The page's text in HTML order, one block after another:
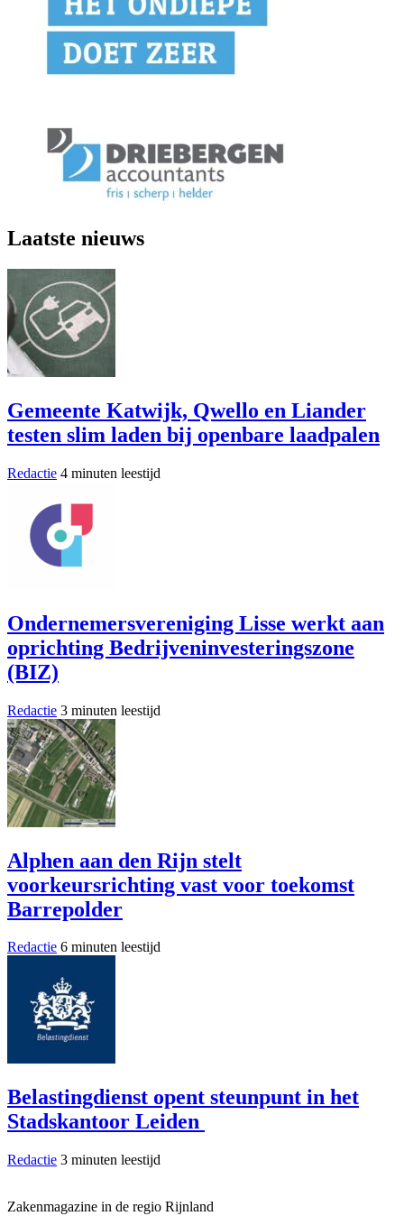
Laatste nieuws
Gemeente Katwijk, Qwello en Liander
testen slim laden bij openbare laadpalen
Redactie 4 minuten leestijd
Ondernemersvereniging Lisse werkt aan
oprichting Bedrijveninvesteringszone
(BIZ)
Redactie 3 minuten leestijd
Alphen aan den Rijn stelt
voorkeursrichting vast voor toekomst
Barrepolder
Redactie 6 minuten leestijd
Belastingdienst opent steunpunt in het
Stadskantoor Leiden
Redactie 3 minuten leestijd
Zakenmagazine in de regio Rijnland